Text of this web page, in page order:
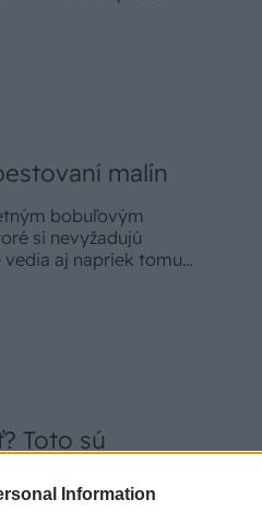
Information
malín
bobuľovým
si nevyžadujú
aj napriek tomu
Toto sú